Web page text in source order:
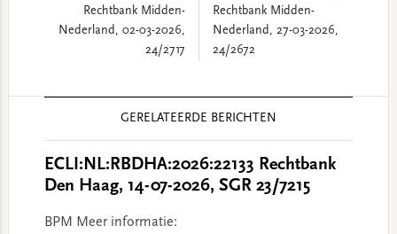
Rechtbank Midden-
Nederland, 02-03-2026,
24/2717
Rechtbank Midden-
Nederland, 27-03-2026,
24/2672
GERELATEERDE BERICHTEN
ECLI:NL:RBDHA:2026:22133 Rechtbank
Den Haag, 14-07-2026, SGR 23/7215
BPM Meer informatie: